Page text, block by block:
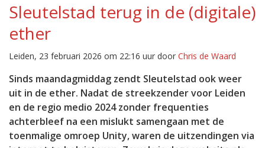
Sleutelstad terug in de (digitale)
ether
Leiden, 23 februari 2026 om 22:16 uur door Chris de Waard
Sinds maandagmiddag zendt Sleutelstad ook weer
uit in de ether. Nadat de streekzender voor Leiden
en de regio medio 2024 zonder frequenties
achterbleef na een mislukt samengaan met de
toenmalige omroep Unity, waren de uitzendingen via